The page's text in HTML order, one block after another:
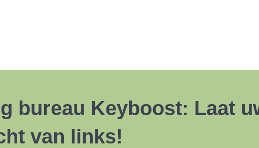
bureau Keyboost: Laat
van links!